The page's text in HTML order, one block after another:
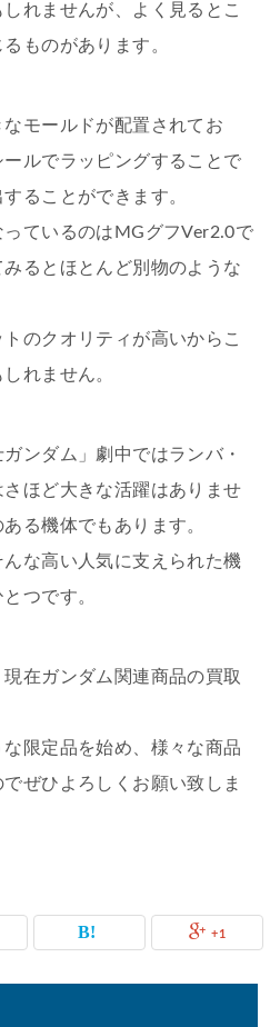
れませんが、よく見るとこ
ものがあります。
モールドが配置されてお
ルでラッピングすることで
ることができます。
ているのはMGグフVer2.0で
るとほとんど別物のような
のクオリティが高いからこ
れません。
ンダム」劇中ではランバ・
ほど大きな活躍はありませ
る機体でもあります。
な高い人気に支えられた機
つです。
在ガンダム関連商品の買取
限定品を始め、様々な商品
ぜひよろしくお願い致しま
+1